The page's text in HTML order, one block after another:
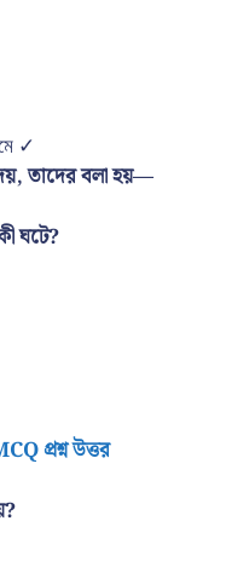
✓
তাদের বলা হয়—
ঘটে?
প্রশ্ন উত্তর